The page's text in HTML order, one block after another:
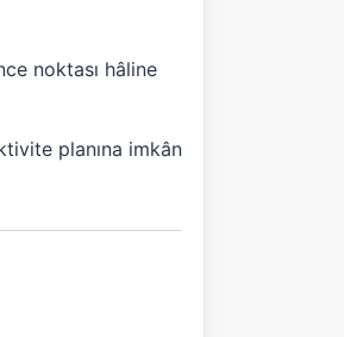
noktası hâline
planına imkân